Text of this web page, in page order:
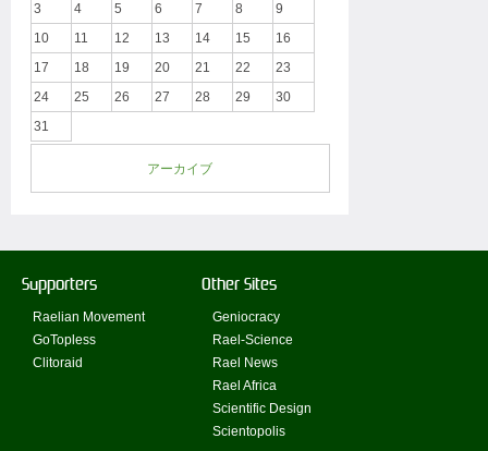
3
4 5 6 7 8
9
10
11 12 13 14 15
16
17
18 19 20 21 22
23
24
25 26 27 28 29
30
31
アーカイブ
Supporters
Raelian Movement
GoTopless
Clitoraid
Other Sites
Geniocracy
Rael-Science
Rael News
Rael Africa
Scientific Design
Scientopolis